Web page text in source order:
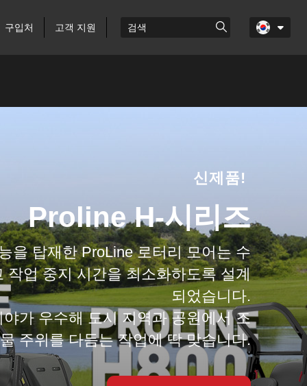
구입처 고객 지원
신제품!
Proline H-시리즈
을 탑재한 ProLine 로터리 모어는 수
작업 중지 시간을 최소화하도록 설계
되었습니다.
가 우수해 도시 지역과 공원에서 조
주위를 다듬는 작업에 딱 맞습니다.